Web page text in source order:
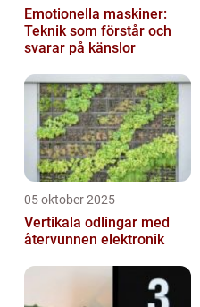
Emotionella maskiner:
Teknik som förstår och
svarar på känslor
05 oktober 2025
Vertikala odlingar med
återvunnen elektronik